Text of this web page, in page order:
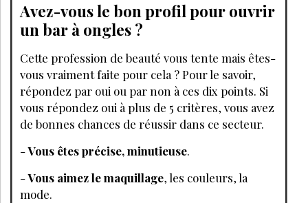
Avez-vous le bon profil pour ouvrir
un bar à ongles ?
Cette profession de beauté vous tente mais êtes-
vous vraiment faite pour cela ? Pour le savoir,
répondez par oui ou par non à ces dix points. Si
vous répondez oui à plus de 5 critères, vous avez
de bonnes chances de réussir dans ce secteur.
-Vous êtes précise, minutieuse.
-Vous aimez le maquillage, les couleurs, la
mode.